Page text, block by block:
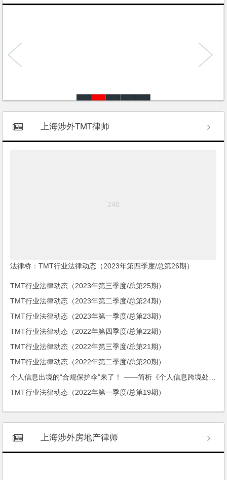
上海涉外TMT律师
法律桥：TMT行业法律动态（2023年第四季度/总第26期）
TMT行业法律动态（2023年第三季度/总第25期）
TMT行业法律动态（2023年第二季度/总第24期）
TMT行业法律动态（2023年第一季度/总第23期）
TMT行业法律动态（2022年第四季度/总第22期）
TMT行业法律动态（2022年第三季度/总第21期）
TMT行业法律动态（2022年第二季度/总第20期）
TMT行业法律动态（2022年第一季度/总第19期）
上海涉外房地产律师